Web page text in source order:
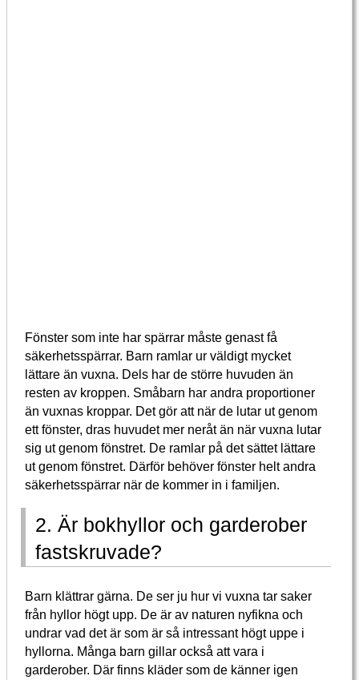
Fönster som inte har spärrar måste genast få
säkerhetsspärrar. Barn ramlar ur väldigt mycket
lättare än vuxna. Dels har de större huvuden än
resten av kroppen. Småbarn har andra proportioner
än vuxnas kroppar. Det gör att när de lutar ut genom
ett fönster, dras huvudet mer neråt än när vuxna lutar
sig ut genom fönstret. De ramlar på det sättet lättare
ut genom fönstret. Därför behöver fönster helt andra
säkerhetsspärrar när de kommer in i familjen.
2. Är bokhyllor och garderober
fastskruvade?
Barn klättrar gärna. De ser ju hur vi vuxna tar saker
från hyllor högt upp. De är av naturen nyfikna och
undrar vad det är som är så intressant högt uppe i
hyllorna. Många barn gillar också att vara i
garderober. Där finns kläder som de känner igen